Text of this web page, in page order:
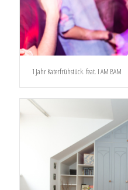
1 Jahr Katerfrühstück. feat. I AM BAM